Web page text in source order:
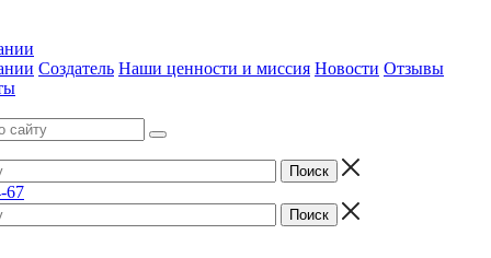
Создатель Наши ценности и миссия Новости Отзывы
67